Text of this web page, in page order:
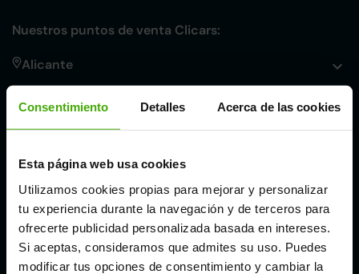
Consentimiento Detalles Acerca de las cookies
Esta página web usa cookies
Utilizamos cookies propias para mejorar y personalizar
tu experiencia durante la navegación y de terceros para
ofrecerte publicidad personalizada basada en intereses.
Si aceptas, consideramos que admites su uso. Puedes
modificar tus opciones de consentimiento y cambiar la
Nuestros puntos de venta Clicars:
Alicante
Córdoba
Madrid
Málaga
Valencia